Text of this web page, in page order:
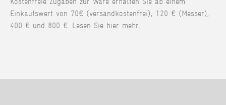
Einkaufswert von 70€ (versandkostenfrei), 120 € (Messer),
400 € und 800 €. Lesen Sie hier mehr.